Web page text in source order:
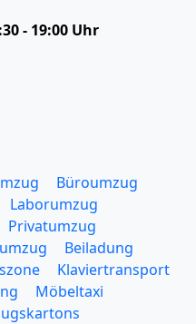
- 19:00 Uhr
Büroumzug
Laborumzug
Privatumzug
Beiladung
Klaviertransport
Möbeltaxi